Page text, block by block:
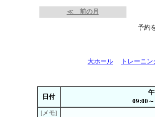
≪ 前の月
予約
大ホール トレーニン
日付
09:00
[メモ]